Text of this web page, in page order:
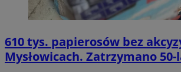
610 tys. papierosów bez
Mysłowicach. Zatrzymano